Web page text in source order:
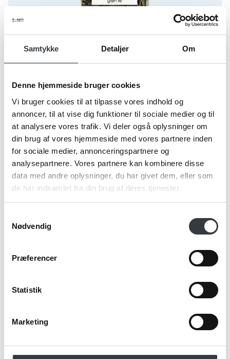
Samtykke Detaljer Om
Denne hjemmeside bruger cookies
Vi bruger cookies til at tilpasse vores indhold og
annoncer, til at vise dig funktioner til sociale medier og til
at analysere vores trafik. Vi deler også oplysninger om
din brug af vores hjemmeside med vores partnere inden
for sociale medier, annonceringspartnere og
analysepartnere. Vores partnere kan kombinere disse
data med andre oplysninger, du har givet dem, eller som
de har indsamlet fra din brug af deres tjenester.
Nødvendig
Præferencer
Statistik
Marketing
Fås i flere varianter
Grøn Morgenduft Te
71067100
12 x 100g
Se mere